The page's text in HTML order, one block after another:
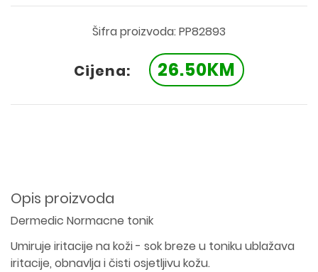
Šifra proizvoda: PP82893
Cijena: 26.50KM
Opis proizvoda
Dermedic Normacne tonik
Umiruje iritacije na koži - sok breze u toniku ublažava
iritacije, obnavlja i čisti osjetljivu kožu.